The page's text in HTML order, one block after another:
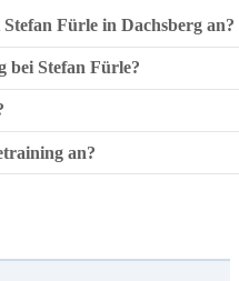
Fürle in Dachsberg an?
bei Stefan Fürle?
an?